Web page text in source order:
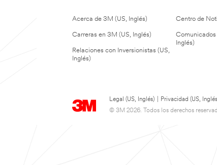
Acerca de 3M (US, Inglés)
Carreras en 3M (US, Inglés)
Relaciones con Inversionistas (US,
Inglés)
Centro de
Comunicados
Inglés)
Legal (US, Inglés) Privacidad (US,
© 3M 2026. Todos los derechos